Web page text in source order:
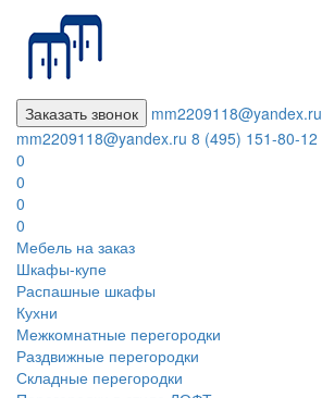
Заказать звонок
mm2209118@yandex.ru
mm2209118@yandex.ru 8 (495) 151-80-12
0
0
0
0
Мебель на заказ
Шкафы-купе
Распашные шкафы
Кухни
Межкомнатные перегородки
Раздвижные перегородки
Складные перегородки